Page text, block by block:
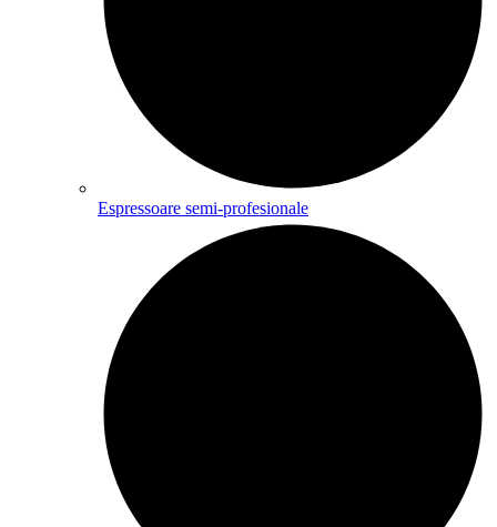
Espressoare semi-profesionale